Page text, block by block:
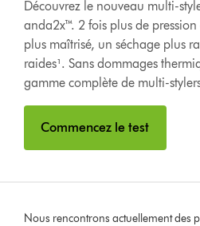
Découvrez le nouveau multi-
anda2x™. 2 fois plus de
plus maîtrisé, un séchage plus
raides¹. Sans dommages
gamme complète de multi-
Commencez le test
Nous rencontrons actuellement des